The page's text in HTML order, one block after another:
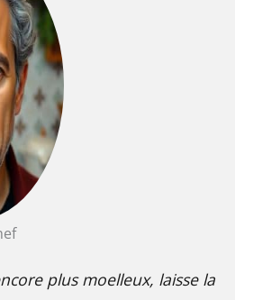
plus moelleux, laisse la